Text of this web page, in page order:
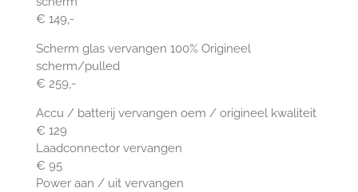
€ 149,-
Scherm glas vervangen 100% Origineel
scherm/pulled
€ 259,-
Accu / batterij vervangen oem / origineel kwaliteit
€ 129
Laadconnector vervangen
€ 95
Power aan / uit vervangen